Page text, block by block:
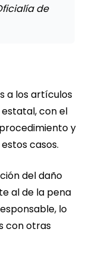
de
a los artículos
estatal, con el
y
casos.
del daño
al de la pena
lo
con otras